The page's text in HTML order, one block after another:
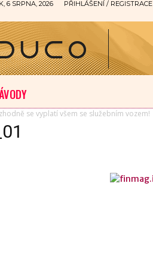
6 SRPNA, 2026 PŘIHLÁŠENÍ / REGISTRACE
se vyplatí všem se služebním vozem!